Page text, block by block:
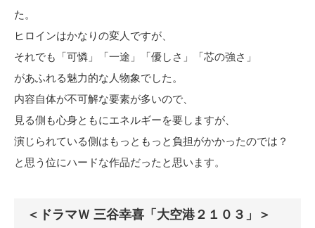
た。
ヒロインはかなりの変人ですが、
それでも「可憐」「一途」「優しさ」「芯の強さ」
があふれる魅力的な人物象でした。
内容自体が不可解な要素が多いので、
見る側も心身ともにエネルギーを要しますが、
演じられている側はもっともっと負担がかかったのでは？
と思う位にハードな作品だったと思います。
＜ドラマＷ 三谷幸喜「大空港２１０３」＞